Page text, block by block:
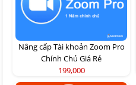
Nâng cấp Tài khoản Zoom Pro
Chính Chủ Giá Rẻ
199,000